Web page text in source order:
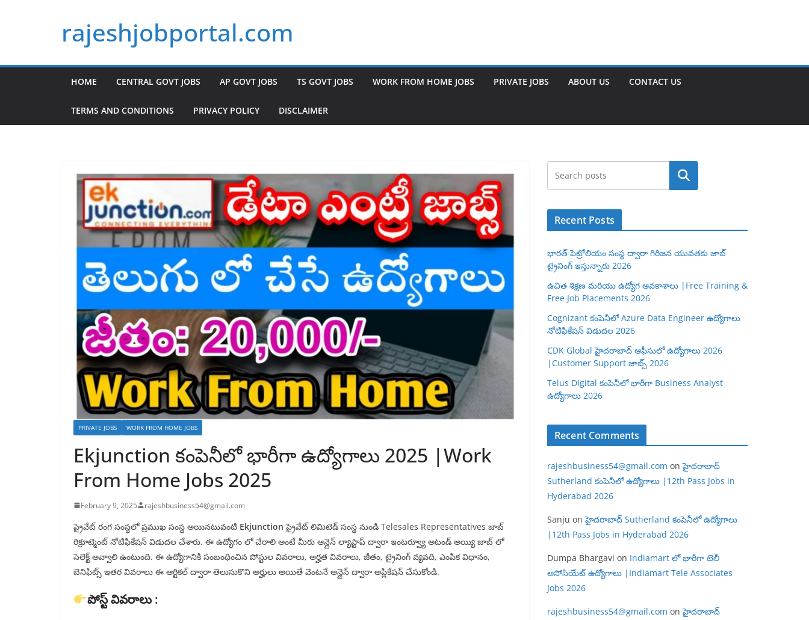
rajeshjobportal.com
HOME CENTRAL GOVT JOBS AP GOVT JOBS TS GOVT JOBS WORK FROM HOME JOBS PRIVATE JOBS ABOUT US CONTACT US
TERMS AND CONDITIONS PRIVACY POLICY DISCLAIMER
PRIVATE JOBS WORK FROM HOME JOBS
Ekjunction కంపెనీలో భారీగా ఉద్యోగాలు 2025 |Work
From Home Jobs 2025
February 9, 2025 rajeshbusiness54@gmail.com
ప్రైవేట్ రంగ సంస్థలో ప్రముఖ సంస్థ అయినటువంటి Ekjunctionప్రైవేట్ లిమిటెడ్ సంస్థ నుండి Telesales Representatives జాబ్
రిక్రూట్మెంట్ నోటిఫికేషన్ విడుదల చేశారు. ఈ ఉద్యోగం లో చేరాలి అంటే మీరు ఆన్లైన్ ల్యాప్టాప్ ద్వారా ఇంటర్వ్యూ అటండ్ అయ్యి జాబ్ లో
సెలెక్ట్ అవ్వాలి ఉంటుంది. ఈ ఉద్యోగానికి సంబంధించిన పోస్టుల వివరాలు, అర్హత వివరాలు, జీతం, ట్రైనింగ్ వ్యవది, ఎంపిక విధానం,
బెనిఫిట్స్ ఇతర వివరాలు ఈ ఆర్టికల్ ద్వారా తెలుసుకొని అర్హులు అయితే వెంటనే ఆన్లైన్ ద్వారా అప్లికేషన్ చేసుకోండి.
పోస్ట్ వివరాలు :
Search
Recent Posts
భారత్ పెట్రోలియం సంస్థ ద్వారా గిరిజన యువతకు జాబ్
ట్రైనింగ్ ఇస్తున్నారు 2026
ఉచిత శిక్షణ మరియు ఉద్యోగ అవకాశాలు |Free Training &
Free Job Placements 2026
Cognizant కంపెనీలో Azure Data Engineer ఉద్యోగాలు
నోటిఫికేషన్ విడుదల 2026
CDK Global హైదరాబాద్ ఆఫీసులో ఉద్యోగాలు 2026
|Customer Support జాబ్స్ 2026
Telus Digital కంపెనీలో భారీగా Business Analyst
ఉద్యోగాలు 2026
Recent Comments
rajeshbusiness54@gmail.com onహైదరాబాద్
Sutherland కంపెనీలో ఉద్యోగాలు |12th Pass Jobs in
Hyderabad 2026
Sanju onహైదరాబాద్ Sutherland కంపెనీలో ఉద్యోగాలు
|12th Pass Jobs in Hyderabad 2026
Dumpa Bhargavi on Indiamart లో భారీగా టెలీ
అసోసియేట్ ఉద్యోగాలు |Indiamart Tele Associates
Jobs 2026
rajeshbusiness54@gmail.com onహైదరాబాద్